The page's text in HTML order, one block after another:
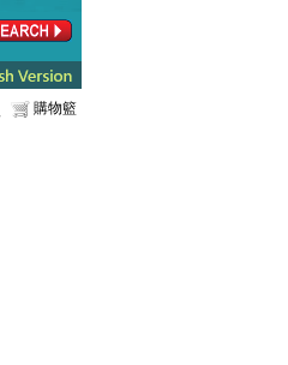
購物籃